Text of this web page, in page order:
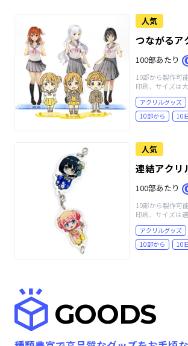
人気
つながるア
100部あたり
10部から製作可
印刷、サイズは
アクリルグッズ
10部から
10
人気
連結アクリ
100部あたり
10部から製作可
印刷、サイズは
アクリルグッズ
10部から
10
GOODS